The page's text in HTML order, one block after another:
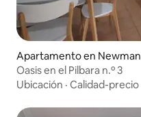
Apartamento en Newman
Oasis en el Pilbara n.º 3
Ubicación · Calidad-precio